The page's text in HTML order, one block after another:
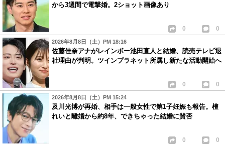
から3週間で電撃婚。2ショット画像あり
0 0
2026年8月8日（土）PM 18:16
佐藤佳奈アナがレインボー池田直人と結婚、読売テレビ退
社理由が判明。ツインプラネット所属し新たな活動開始へ
0 0
2026年8月8日（土）PM 15:24
及川光博が再婚、相手は一般女性で第1子妊娠も報告。檀
れいと離婚から約8年、できちゃった結婚に賛否
0 0